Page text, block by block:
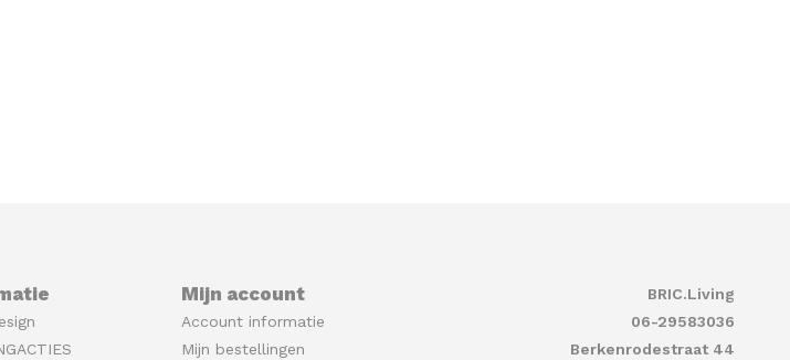
Mijn account
Account informatie
Mijn bestellingen
BRIC.Living
06-29583036
Berkenrodestraat 44